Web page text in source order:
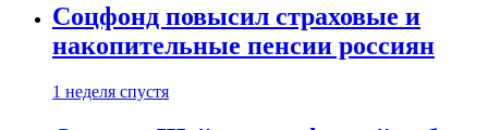
Соцфонд повысил страховые и
накопительные пенсии россиян
1 неделя спустя